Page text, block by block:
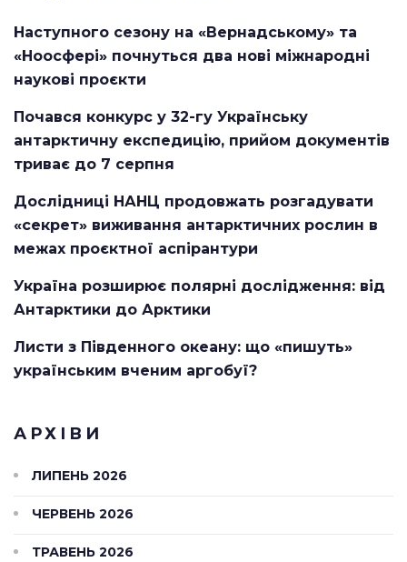
Наступного сезону на «Вернадському» та
«Ноосфері» почнуться два нові міжнародні
наукові проєкти
Почався конкурс у 32-гу Українську
антарктичну експедицію, прийом документів
триває до 7 серпня
Дослідниці НАНЦ продовжать розгадувати
«секрет» виживання антарктичних рослин в
межах проєктної аспірантури
Україна розширює полярні дослідження: від
Антарктики до Арктики
Листи з Південного океану: що «пишуть»
українським вченим аргобуї?
АРХІВИ
ЛИПЕНЬ 2026
ЧЕРВЕНЬ 2026
ТРАВЕНЬ 2026